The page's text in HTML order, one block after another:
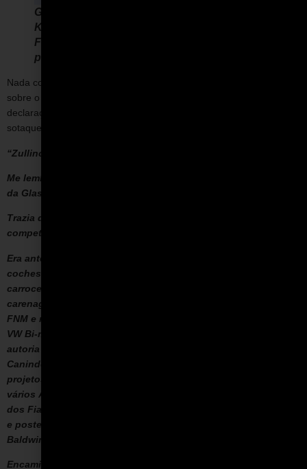
Gerry Cunningham (centro), com a mulher,
Karen, e o ex-piloto argentino Juan Manuel
Fangio (crédito: arquivo
pessoal/Roberto Zullino).
Nada como um amigo de toda a vida para fazer uma declaração
sobre o infeliz passamento do querido
declaração do
sotaque carioca, mas mistura inglês na conversa:
“Zullino, que triste notícia.
Me lembro quando ele, recém-formado, bateu na porta
da Glaspac.
Trazia debaixo do braço um projeto de um carro de
competição feito de balsa.
Era antes da época do Cobra mais depois do Buggy. Como
coches de carreira não eram a nossa praia (tínhamos feito as
carrocerias dos karts para o Mario; as carrocerias dos FV; a
carenagem do “shark nose” que o Landi fez com motor Alfa
FNM e no qual o Celso Lara Barberis morreu; a carroceria do
VW Bi-motore com propulsão flat 8 made in help (Socorro), de
autoria do Brizzi; peças para as carreteiras do Lobão do
Canindé; o AC do Anisio; e anos depois peças para vários
projetos de nossa rica indústria tupiniquim, como
vários Avalones, todos componentes dos 50 exemplares
dos Fiats Fittipaldi, carenagem dos F2, Fórmula Brasil etc.;
e posteriomente trabalhamos juntos com o Divila e o David
Baldwin no Copersucar.
Encaminhei “O Inglês”, “as he was better known later on”,